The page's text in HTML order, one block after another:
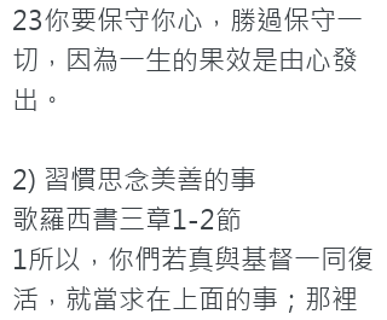
23你要保守你心，勝過保守一
切，因為一生的果效是由心發
出。
2) 習慣思念美善的事
歌羅西書三章1-2節
1所以，你們若真與基督一同復
活，就當求在上面的事；那裡